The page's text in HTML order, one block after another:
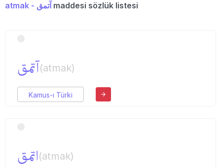
atmak - آتمق maddesi sözlük listesi
آتمق(atmak)
Kamus-ı Türki
اتمق(atmak)